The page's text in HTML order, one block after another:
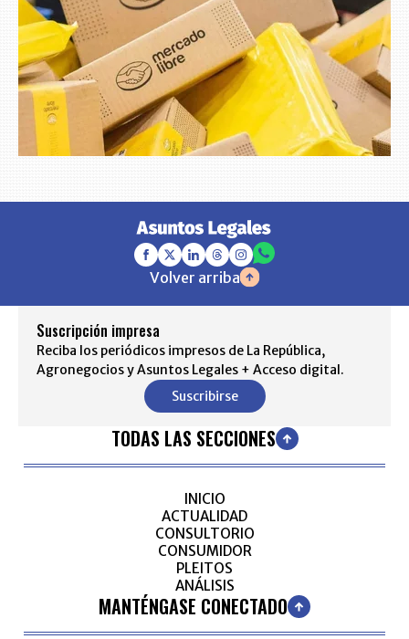
Volver arriba
Suscripción impresa
Reciba los periódicos impresos de La República,
Agronegocios y Asuntos Legales + Acceso digital.
Suscribirse
TODAS LAS SECCIONES
INICIO
ACTUALIDAD
CONSULTORIO
CONSUMIDOR
PLEITOS
ANÁLISIS
MANTÉNGASE CONECTADO